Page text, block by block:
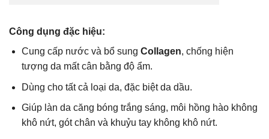
Công dụng đặc hiệu:
Cung cấp nước và bổ sung Collagen, chống hiện
tượng da mất cân bằng độ ẩm.
Dùng cho tất cả loại da, đặc biệt da dầu.
Giúp làn da căng bóng trắng sáng, môi hồng hào không
khô nứt, gót chân và khuỷu tay không khô nứt.